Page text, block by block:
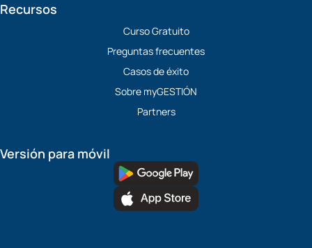
Recursos
Curso Gratuito
Preguntas frecuentes
Casos de éxito
Sobre myGESTIÓN
Partners
Versión para móvil